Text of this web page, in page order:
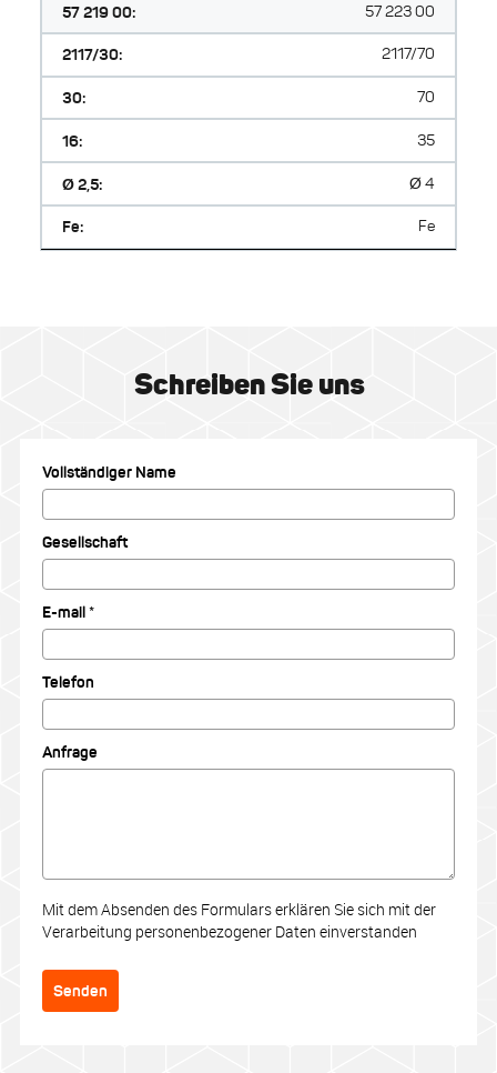
57 219 00: 57 223 00
2117/30: 2117/70
30: 70
16: 35
Ø 2,5: Ø 4
Fe: Fe
Schreiben Sie uns
Vollständiger Name
Gesellschaft
E-mail *
Telefon
Anfrage
Mit dem Absenden des Formulars erklären Sie sich mit der
Verarbeitung personenbezogener Daten einverstanden
Senden